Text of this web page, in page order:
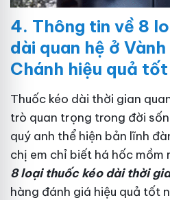
4. Thông tin về 8
dài quan hệ ở
Chánh hiệu quả
Thuốc kéo dài thời gian
trò quan trọng trong đời
quý anh thể hiện bản lĩnh
chị em chỉ biết há hốc mồm
8 loại thuốc kéo dài thời
hàng đánh giá hiệu quả tốt